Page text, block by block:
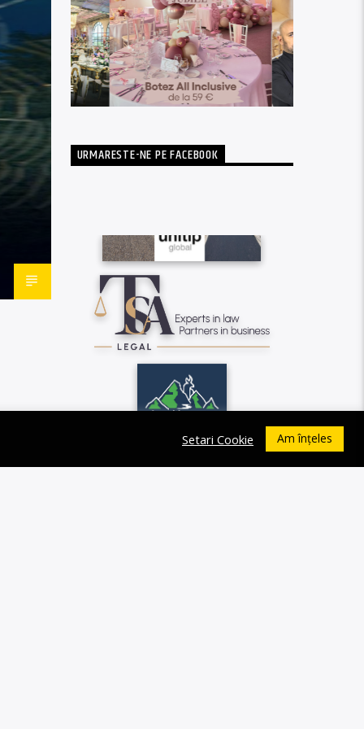
URMARESTE-NE PE FACEBOOK
Setari Cookie Am înțeles